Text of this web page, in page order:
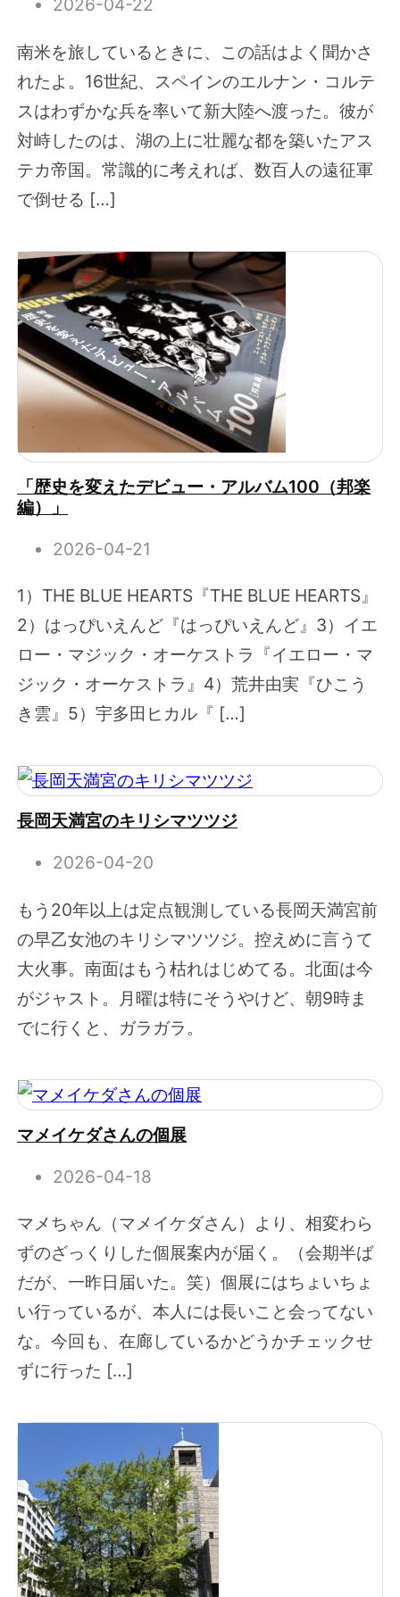
2026-04-22
南米を旅しているときに、この話はよく聞かさ
れたよ。16世紀、スペインのエルナン・コルテ
スはわずかな兵を率いて新大陸へ渡った。彼が
対峙したのは、湖の上に壮麗な都を築いたアス
テカ帝国。常識的に考えれば、数百人の遠征軍
で倒せる […]
「歴史を変えたデビュー・アルバム100（邦楽
編）」
2026-04-21
1）THE BLUE HEARTS『THE BLUE HEARTS』
2）はっぴいえんど『はっぴいえんど』3）イエ
ロー・マジック・オーケストラ『イエロー・マ
ジック・オーケストラ』4）荒井由実『ひこう
き雲』5）宇多田ヒカル『 […]
長岡天満宮のキリシマツツジ
2026-04-20
もう20年以上は定点観測している長岡天満宮前
の早乙女池のキリシマツツジ。控えめに言うて
大火事。南面はもう枯れはじめてる。北面は今
がジャスト。月曜は特にそうやけど、朝9時ま
でに行くと、ガラガラ。
マメイケダさんの個展
2026-04-18
マメちゃん（マメイケダさん）より、相変わら
ずのざっくりした個展案内が届く。（会期半ば
だが、一昨日届いた。笑）個展にはちょいちょ
い行っているが、本人には長いこと会ってない
な。今回も、在廊しているかどうかチェックせ
ずに行った […]